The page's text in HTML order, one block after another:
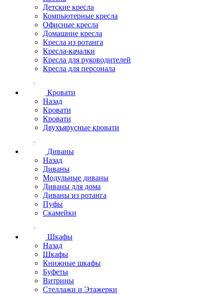
Детские кресла
Компьютерные кресла
Офисные кресла
Домашние кресла
Кресла из ротанга
Кресла-качалки
Кресла для руководителей
Кресла для персонала
Кровати
Назад
Кровати
Кровати
Двухъярусные кровати
Диваны
Назад
Диваны
Модульные диваны
Диваны для дома
Диваны из ротанга
Пуфы
Скамейки
Шкафы
Назад
Шкафы
Книжные шкафы
Буфеты
Витрины
Стеллажи и Этажерки